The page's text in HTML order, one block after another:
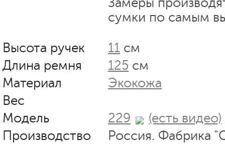
сумки по самым
Высота ручек 11 см
Длина ремня
125 см
Материал
Экокожа
Вес
Модель
229
(есть видео)
Производство
Россия. Фабрика